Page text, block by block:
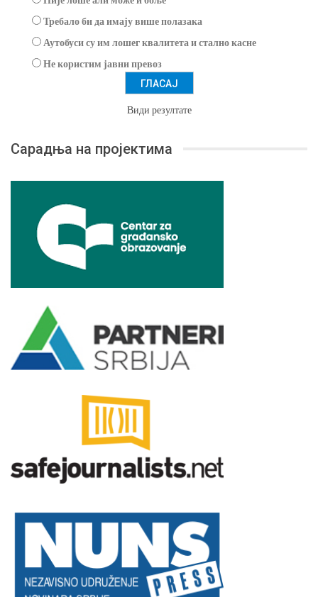
Требало би да имају више полазака
Аутобуси су им лошег квалитета и стално касне
Не користим јавни превоз
Види резултате
Сарадња на пројектима